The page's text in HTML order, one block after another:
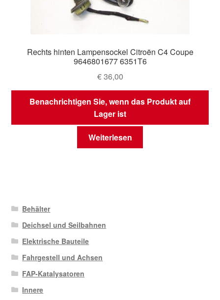
Rechts hinten Lampensockel Citroën C4 Coupe
9646801677 6351T6
€36,00
Benachrichtigen Sie, wenn das Produkt auf
Lager ist
Weiterlesen
Behälter
Deichsel und Seilbahnen
Elektrische Bauteile
Fahrgestell und Achsen
FAP-Katalysatoren
Innere